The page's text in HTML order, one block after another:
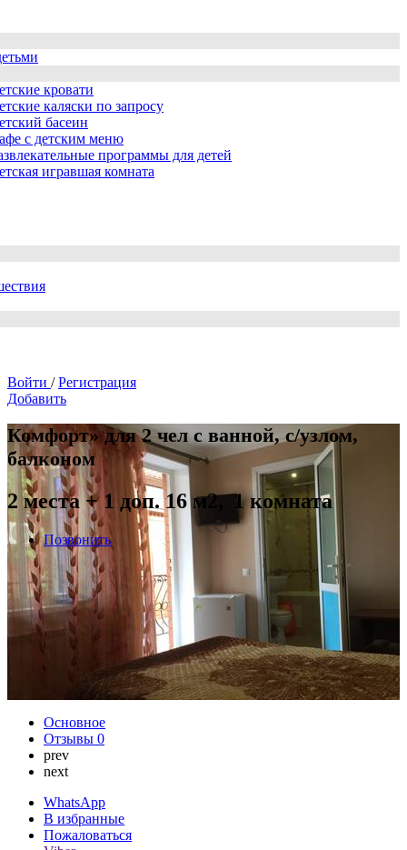
кровати
каляски по запросу
басеин
с детским меню
программы для детей
игравшая комната
Войти / Регистрация
Добавить
Комфорт» для 2 чел с ванной, с/узлом,
балконом
2 места + 1 доп. 16 м2, 1 комната
Позвонить
Основное
Отзывы 0
prev
next
WhatsApp
В избранные
Пожаловаться